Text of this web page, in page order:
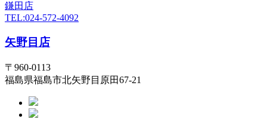
鎌田店
TEL:024-572-4092
矢野目店
〒960-0113
福島県福島市北矢野目原田67-21